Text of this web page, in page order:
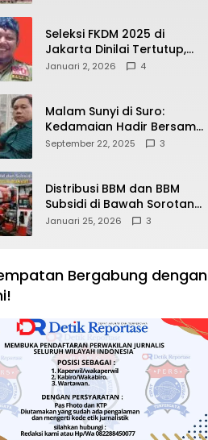
Seleksi FKDM 2025 di
Jakarta Dinilai Tertutup,
Transparansi
Januari 2, 2026 4
Malam Sunyi di Suro:
Kedamaian Hadir Bersama
Secangkir Kopi Hangat
September 22, 2025 3
Distribusi BBM dan BBM
Subsidi di Bawah Sorotan
Publik: Antara Kepentingan
Januari 25, 2026 3
Bergabung dengan